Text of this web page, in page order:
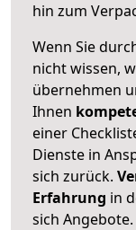
hin zum
Wenn Sie
nicht wissen,
übernehmen
Ihnen
einer
Dienste in
sich zurück.
Erfahrung in
sich Angebote.